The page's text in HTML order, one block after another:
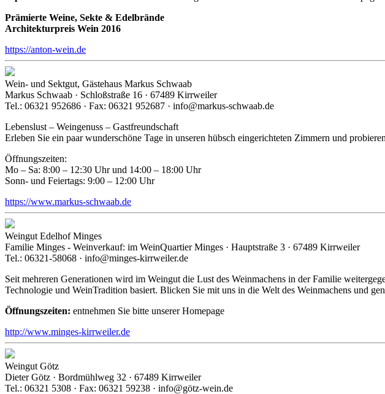
Prämierte Weine, Sekte & Edelbrände
Architekturpreis Wein 2016
https://anton-wein.de
Wein- und Sektgut, Gästehaus Markus Schwaab
Markus Schwaab · Schloßstraße 16 · 67489 Kirrweiler
Tel.: 06321 952686 · Fax: 06321 952687 · info@markus-schwaab.de
Lebenslust – Weingenuss – Gastfreundschaft
Erleben Sie ein paar wunderschöne Tage in unseren hübsch eingerichteten Zimmern und
Öffnungszeiten:
Mo – Sa: 8:00 – 12:30 Uhr und 14:00 – 18:00 Uhr
Sonn- und Feiertags: 9:00 – 12:00 Uhr
https://www.markus-schwaab.de
Weingut Edelhof Minges
Familie Minges - Weinverkauf: im WeinQuartier Minges · Hauptstraße 3 · 67489 Kirrweiler
Tel.: 06321-58068 · info@minges-kirrweiler.de
Seit mehreren Generationen wird im Weingut die Lust des Weinmachens in der Familie
Technologie und WeinTradition basiert. Blicken Sie mit uns in die Welt des Weinmachens und
Öffnungszeiten: entnehmen Sie bitte unserer Homepage
http://www.minges-kirrweiler.de
Weingut Götz
Dieter Götz · Bordmühlweg 32 · 67489 Kirrweiler
Tel.: 06321 5308 · Fax: 06321 59238 · info@götz-wein.de